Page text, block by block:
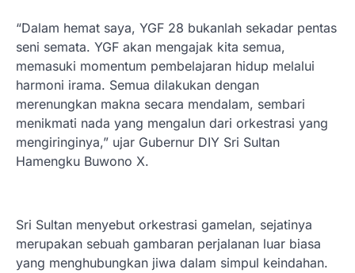
“Dalam hemat saya, YGF 28 bukanlah sekadar pentas
seni semata. YGF akan mengajak kita semua,
memasuki momentum pembelajaran hidup melalui
harmoni irama. Semua dilakukan dengan
merenungkan makna secara mendalam, sembari
menikmati nada yang mengalun dari orkestrasi yang
mengiringinya,” ujar Gubernur DIY Sri Sultan
Hamengku Buwono X.
Sri Sultan menyebut orkestrasi gamelan, sejatinya
merupakan sebuah gambaran perjalanan luar biasa
yang menghubungkan jiwa dalam simpul keindahan.